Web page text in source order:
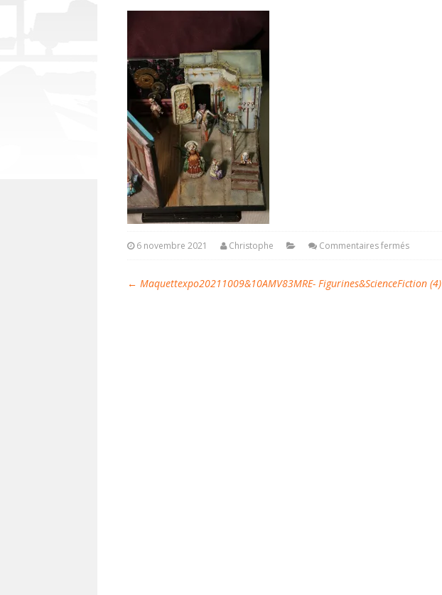
6 novembre 2021 Christophe Commentaires fermés
← Maquettexpo20211009&10AMV83MRE- Figurines&ScienceFiction (4)